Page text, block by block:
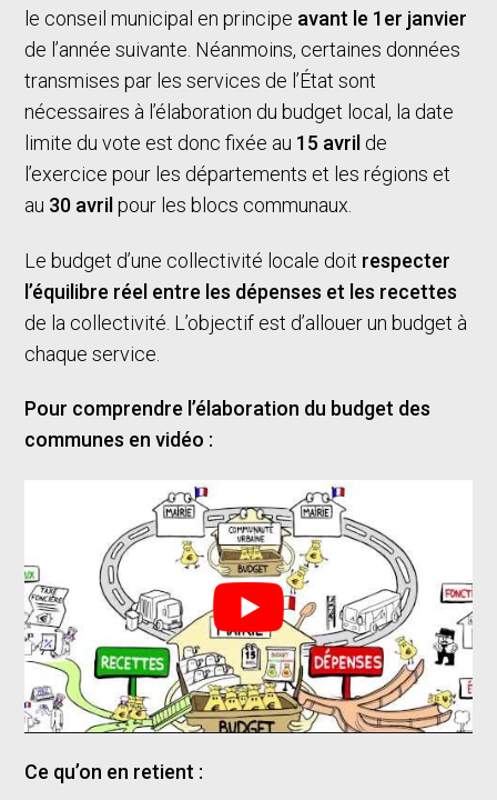
le conseil municipal en principe avant le 1er janvier
de l’année suivante. Néanmoins, certaines données
transmises par les services de l’État sont
nécessaires à l’élaboration du budget local, la date
limite du vote est donc fixée au 15 avril de
l’exercice pour les départements et les régions et
au 30 avrilpour les blocs communaux.
Le budget d’une collectivité locale doit respecter
l’équilibre réel entre les dépenses et les recettes
de la collectivité. L’objectif est d’allouer un budget à
chaque service.
Pour comprendre l’élaboration du budget des
communes en vidéo :
Ce qu’on en retient :